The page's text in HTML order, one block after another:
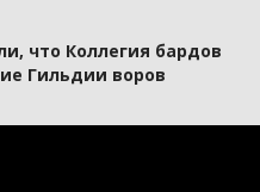
что Коллегия бардов
Гильдии воров